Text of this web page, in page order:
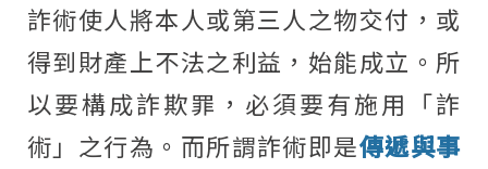
詐術使人將本人或第三人之物交付，或
得到財產上不法之利益，始能成立。所
以要構成詐欺罪，必須要有施用「詐
術」之行為。而所謂詐術即是傳遞與事